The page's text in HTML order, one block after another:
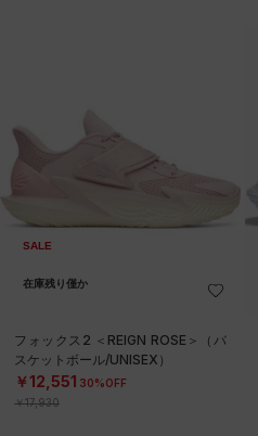
SALE
在庫残り僅か
フォックス2 ＜REIGN ROSE＞（バ
スケットボール/UNISEX）
￥12,551 30%OFF
￥17,930